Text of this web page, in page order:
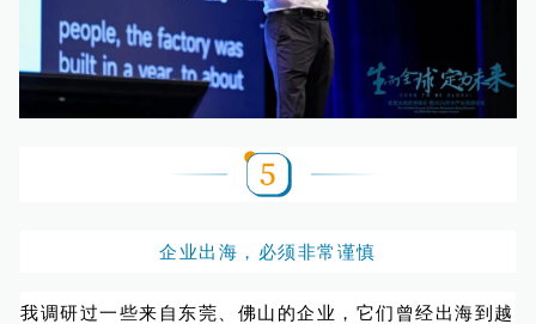
企业出海，必须非常谨慎
我调研过一些来自东莞、佛山的企业，它们曾经出海到越